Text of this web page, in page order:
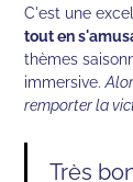
C'est une
tout en
thèmes
immersive.
remporter la
Très